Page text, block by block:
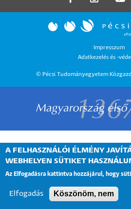
Impresszum
Adatkezelés és -
© Pécsi Tudományegyetem
A FELHASZNÁLÓI ÉLMÉNY
WEBHELYEN SÜTIKET
Az Elfogadásra kattintva hozzájárul, hogy
Elfogadás Köszönöm, nem